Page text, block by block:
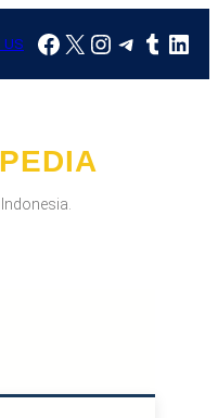
US Facebook
X Instagram